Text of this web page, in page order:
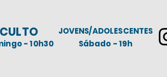
CULTO
- 10h30
JOVENS/ADOLESCENTES
Sábado - 19h